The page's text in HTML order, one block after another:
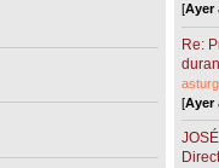
[Ayer
Re:
[Ayer